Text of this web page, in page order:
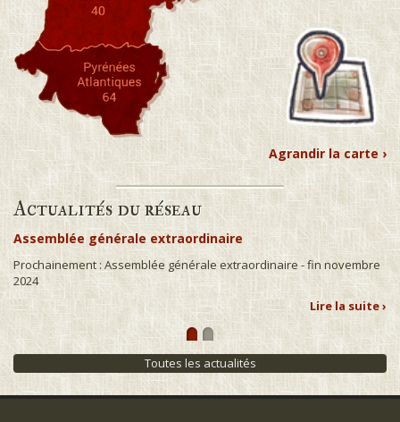
Agrandir la carte ›
Actualités du réseau
Assemblée générale extraordinaire
Prochainement : Assemblée générale extraordinaire - fin novembre
2024
Lire la suite ›
Toutes les actualités